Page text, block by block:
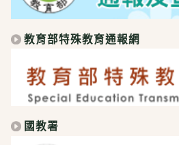
教育部特殊教育通報網
國教署